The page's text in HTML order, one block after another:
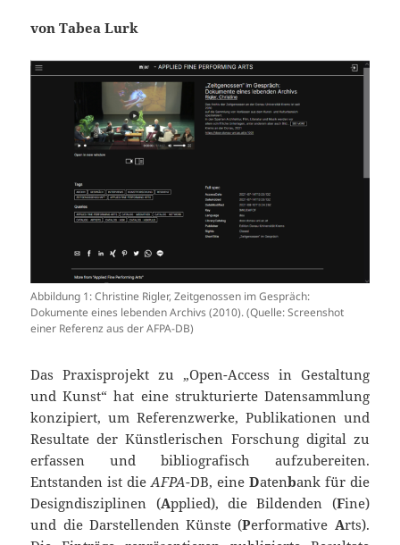
von Tabea Lurk
Abbildung 1: Christine Rigler, Zeitgenossen im Gespräch:
Dokumente eines lebenden Archivs (2010). (Quelle: Screenshot
einer Referenz aus der AFPA-DB)
Das Praxisprojekt zu „Open-Access in Gestaltung
und Kunst“ hat eine strukturierte Datensammlung
konzipiert, um Referenzwerke, Publikationen und
Resultate der Künstlerischen Forschung digital zu
erfassen und bibliografisch aufzubereiten.
Entstanden ist dieAFPA-DB, eine Datenbank für die
Designdisziplinen (Applied), die Bildenden (Fine)
und die Darstellenden Künste (Performative Arts).